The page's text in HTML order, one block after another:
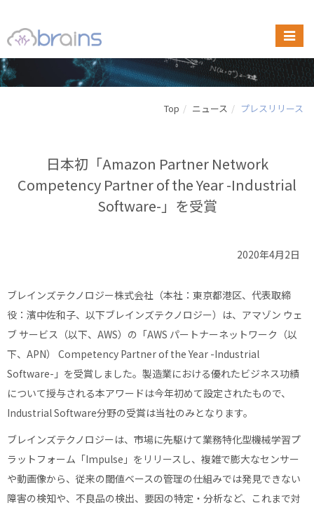
Top ニュース プレスリリース
日本初「Amazon Partner Network
Competency Partner of the Year -Industrial
Software-」を受賞
2020年4月2日
ブレインズテクノロジー株式会社（本社：東京都港区、代表取締
役：濱中佐和子、以下ブレインズテクノロジー）は、アマゾン ウェ
ブ サービス（以下、AWS）の「AWS パートナーネットワーク（以
下、APN） Competency Partner of the Year -Industrial
Software-」を受賞しました。製造業における優れたビジネス功績
について授与される本アワードは今年初めて設定されたもので、
Industrial Software分野の受賞は当社のみとなります。
ブレインズテクノロジーは、市場に先駆けて業務特化型機械学習プ
ラットフォーム「Impulse」をリリースし、複雑で膨大なセンサー
や動画像から、従来の閾値ベースの管理の仕組みでは発見できない
障害の検知や、不良品の検出、要因の特定・分析など、これまで対